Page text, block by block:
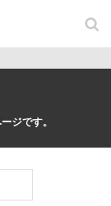
ジです。